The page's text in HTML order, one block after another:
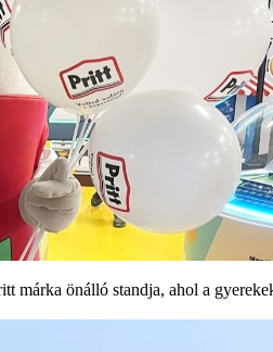
márka önálló standja, ahol a